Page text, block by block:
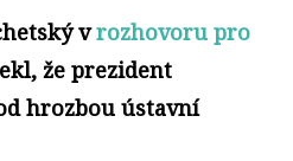
vrozhovoru pro
že prezident
hrozbou ústavní